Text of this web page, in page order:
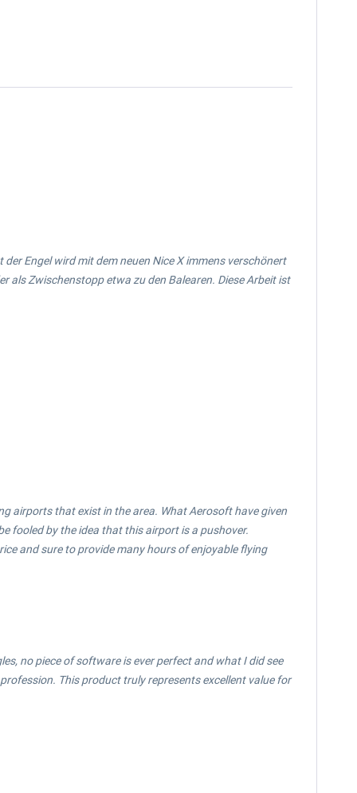
Engel wird mit dem neuen Nice X immens verschönert
als Zwischenstopp etwa zu den Balearen. Diese Arbeit ist
airports that exist in the area. What Aerosoft have given
fooled by the idea that this airport is a pushover.
and sure to provide many hours of enjoyable flying
no piece of software is ever perfect and what I did see
This product truly represents excellent value for